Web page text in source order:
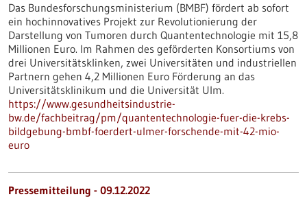
Das Bundesforschungsministerium (BMBF) fördert ab sofort
ein hochinnovatives Projekt zur Revolutionierung der
Darstellung von Tumoren durch Quantentechnologie mit 15,8
Millionen Euro. Im Rahmen des geförderten Konsortiums von
drei Universitätsklinken, zwei Universitäten und industriellen
Partnern gehen 4,2 Millionen Euro Förderung an das
Universitätsklinikum und die Universität Ulm.
https://www.gesundheitsindustrie-
bw.de/fachbeitrag/pm/quantentechnologie-fuer-die-krebs-
bildgebung-bmbf-foerdert-ulmer-forschende-mit-42-mio-
euro
Pressemitteilung - 09.12.2022